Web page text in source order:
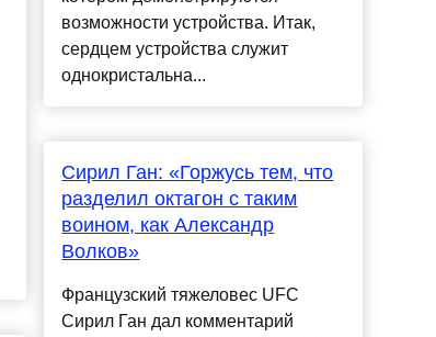
возможности устройства. Итак,
сердцем устройства служит
однокристальна...
Сирил Ган: «Горжусь тем, что
разделил октагон с таким
воином, как Александр
Волков»
Французский тяжеловес UFC
Сирил Ган дал комментарий